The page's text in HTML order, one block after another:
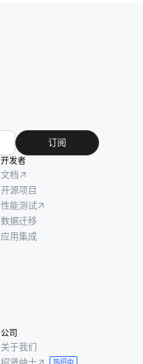
订阅
开发者
文档
开源项目
性能测试
数据迁移
应用集成
公司
关于我们
热招中